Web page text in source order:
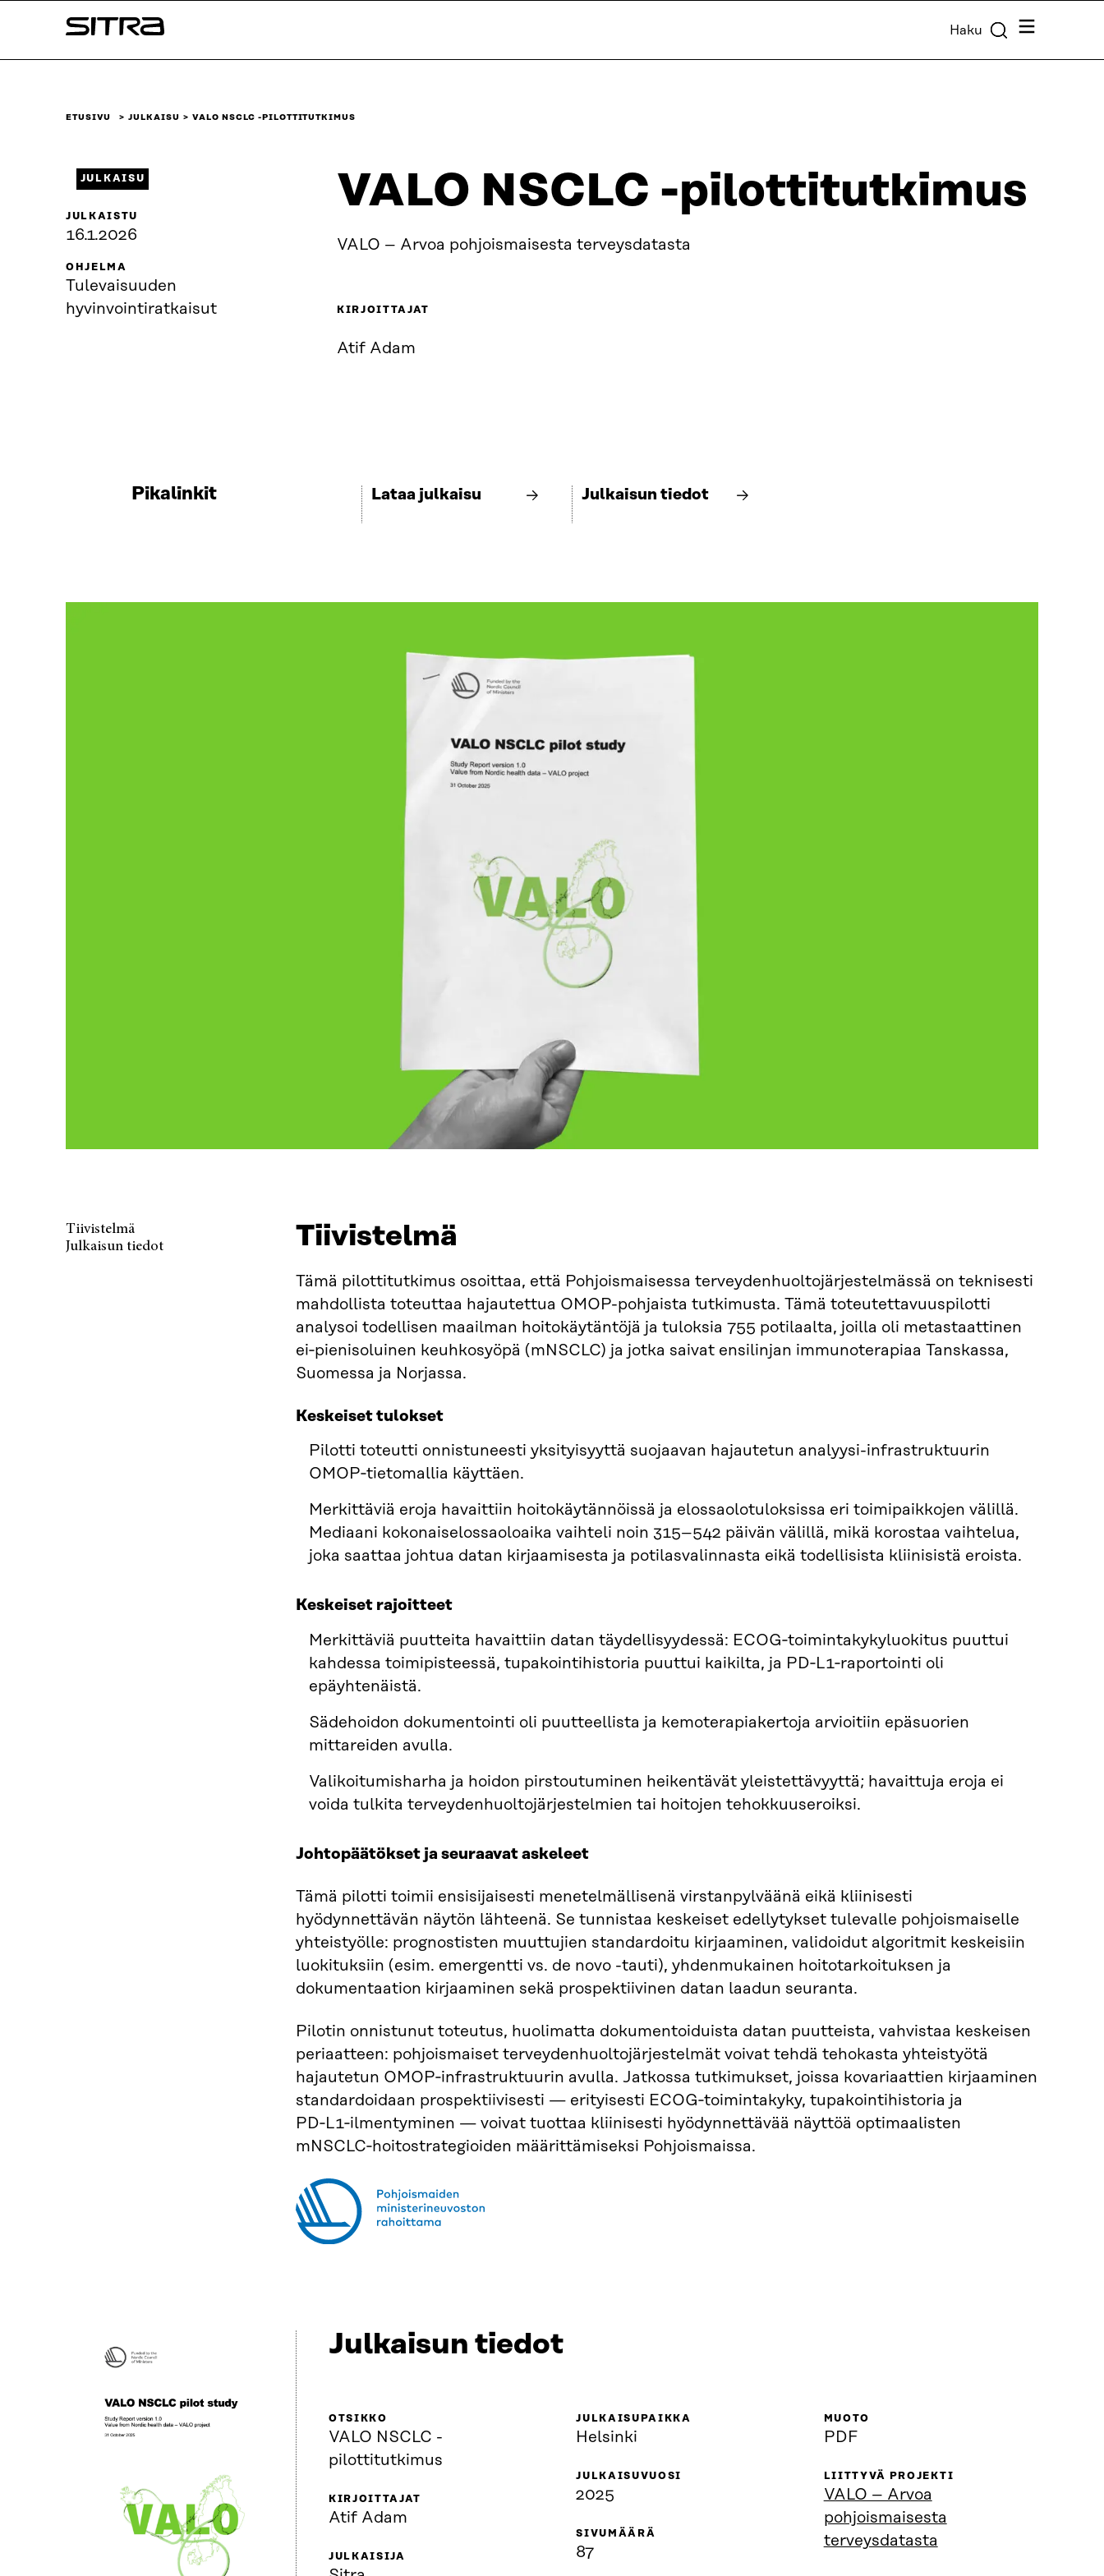
sisältöön
Sitra Haku Valikko
ETUSIVU JULKAISU VALO NSCLC -PILOTTITUTKIMUS
VALO NSCLC -pilottitutkimus
VALO – Arvoa pohjoismaisesta terveysdatasta
KIRJOITTAJAT
Atif Adam
JULKAISU
JULKAISTU
16.1.2026
OHJELMA
Tulevaisuuden
hyvinvointiratkaisut
Pikalinkit Lataa julkaisu Julkaisun tiedot
Tiivistelmä
Julkaisun tiedot
Tiivistelmä
Tämä pilottitutkimus osoittaa, että Pohjoismaisessa terveydenhuoltojärjestelmässä on teknisesti
mahdollista toteuttaa hajautettua OMOP-pohjaista tutkimusta. Tämä toteutettavuuspilotti
analysoi todellisen maailman hoitokäytäntöjä ja tuloksia 755 potilaalta, joilla oli metastaattinen
ei‑pienisoluinen keuhkosyöpä (mNSCLC) ja jotka saivat ensilinjan immunoterapiaa Tanskassa,
Suomessa ja Norjassa.
Keskeiset tulokset
Pilotti toteutti onnistuneesti yksityisyyttä suojaavan hajautetun analyysi-infrastruktuurin
OMOP‑tietomallia käyttäen.
Merkittäviä eroja havaittiin hoitokäytännöissä ja elossaolotuloksissa eri toimipaikkojen välillä.
Mediaani kokonaiselossaoloaika vaihteli noin 315–542 päivän välillä, mikä korostaa vaihtelua,
joka saattaa johtua datan kirjaamisesta ja potilasvalinnasta eikä todellisista kliinisistä eroista.
Keskeiset rajoitteet
Merkittäviä puutteita havaittiin datan täydellisyydessä: ECOG‑toimintakykyluokitus puuttui
kahdessa toimipisteessä, tupakointihistoria puuttui kaikilta, ja PD‑L1‑raportointi oli
epäyhtenäistä.
Sädehoidon dokumentointi oli puutteellista ja kemoterapiakertoja arvioitiin epäsuorien
mittareiden avulla.
Valikoitumisharha ja hoidon pirstoutuminen heikentävät yleistettävyyttä; havaittuja eroja ei
voida tulkita terveydenhuoltojärjestelmien tai hoitojen tehokkuuseroiksi.
Johtopäätökset ja seuraavat askeleet
Tämä pilotti toimii ensisijaisesti menetelmällisenä virstanpylväänä eikä kliinisesti
hyödynnettävän näytön lähteenä. Se tunnistaa keskeiset edellytykset tulevalle pohjoismaiselle
yhteistyölle: prognostisten muuttujien standardoitu kirjaaminen, validoidut algoritmit keskeisiin
luokituksiin (esim. emergentti vs. de novo -tauti), yhdenmukainen hoitotarkoituksen ja
dokumentaation kirjaaminen sekä prospektiivinen datan laadun seuranta.
Pilotin onnistunut toteutus, huolimatta dokumentoiduista datan puutteista, vahvistaa keskeisen
periaatteen: pohjoismaiset terveydenhuoltojärjestelmät voivat tehdä tehokasta yhteistyötä
hajautetun OMOP‑infrastruktuurin avulla. Jatkossa tutkimukset, joissa kovariaattien kirjaaminen
standardoidaan prospektiivisesti — erityisesti ECOG‑toimintakyky, tupakointihistoria ja
PD‑L1‑ilmentyminen — voivat tuottaa kliinisesti hyödynnettävää näyttöä optimaalisten
mNSCLC‑hoitostrategioiden määrittämiseksi Pohjoismaissa.
Julkaisun tiedot
OTSIKKO
VALO NSCLC -
pilottitutkimus
KIRJOITTAJAT
Atif Adam
JULKAISIJA
JULKAISUPAIKKA
Helsinki
JULKAISUVUOSI
2025
SIVUMÄÄRÄ
87
MUOTO
PDF
LIITTYVÄ PROJEKTI
VALO – Arvoa
pohjoismaisesta
terveysdatasta